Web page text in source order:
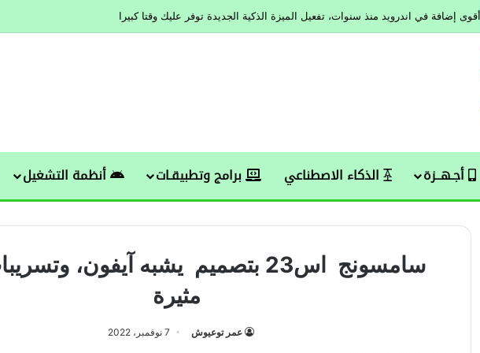
أقوى إضافة في اندرويد منذ سنوات، تفعيل الميزة الذكية الجديدة توفر عليك وقتا كبيرا
أجـهــزة الذكاء الاصطناعي برامج وتطبيقـات أنظمة التشغيل
سامسونج اس23 بتصميم يشبه آيفون،
مثيرة
عمر توعيوش 7 نوفمبر، 2022